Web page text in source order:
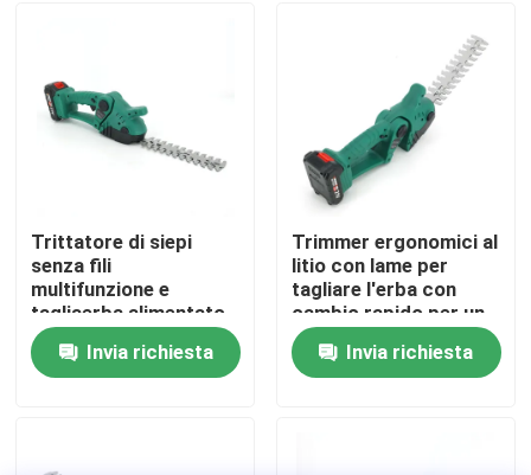
display di fabbrica
Chiedi un preventivo
Motosega della benzina
Trittatore di siepi
senza fili
multifunzione e
tagliaerba alimentato
da batterie di lunga
durataInvia richiesta
Trimmer ergonomici al
litio con lame per
tagliare l'erba con
cambio rapido per un
facile giardinaggio
Invia richiesta